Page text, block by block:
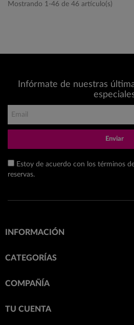
Mostrando 1-46 de 46 artículo(s)
Infórmate de nuestras
Enviar
Estoy de acuerdo con los términos
reservas.
INFORMACIÓN
CATEGORÍAS
COMPAÑÍA
TU CUENTA